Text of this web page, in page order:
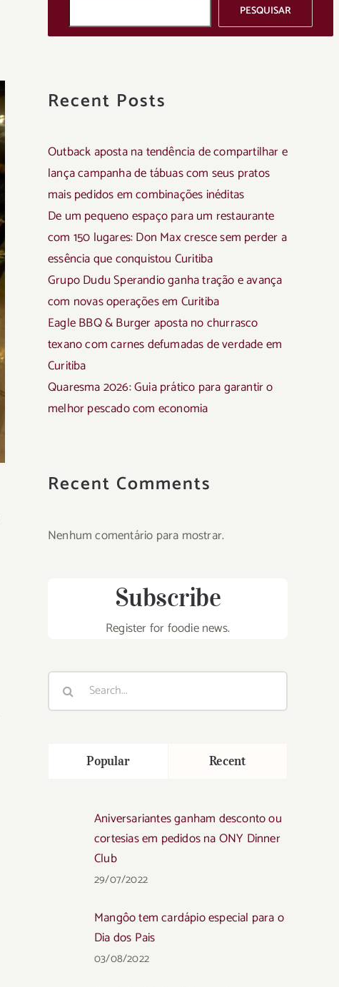
PESQUISAR
Recent Posts
Outback aposta na tendência de compartilhar e
lança campanha de tábuas com seus pratos
mais pedidos em combinações inéditas
De um pequeno espaço para um restaurante
com 150 lugares: Don Max cresce sem perder a
essência que conquistou Curitiba
Grupo Dudu Sperandio ganha tração e avança
com novas operações em Curitiba
Eagle BBQ & Burger aposta no churrasco
texano com carnes defumadas de verdade em
Curitiba
Quaresma 2026: Guia prático para garantir o
melhor pescado com economia
Recent Comments
Nenhum comentário para mostrar.
Subscribe
Register for foodie news.
Popular Recent
Aniversariantes ganham desconto ou
cortesias em pedidos na ONY Dinner
Club
29/07/2022
Mangôo tem cardápio especial para o
Dia dos Pais
03/08/2022